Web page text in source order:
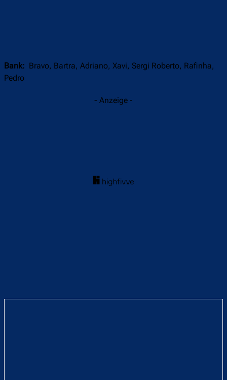
Bank: Bravo, Bartra, Adriano, Xavi, Sergi Roberto, Rafinha,
Pedro
- Anzeige -